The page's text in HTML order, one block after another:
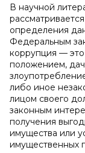
В научной
определения
Федеральным
коррупция —
положением,
либо иное
лицом своего
законным
получения
имущества или
имущественных